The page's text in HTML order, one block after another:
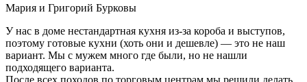
Мария и Григорий Бурковы
У нас в доме нестандартная кухня из-за короба и выступов,
поэтому готовые кухни (хоть они и дешевле) — это не наш
вариант. Мы с мужем много где были, но не нашли
подходящего варианта.
После всех походов по торговым центрам мы решили делать